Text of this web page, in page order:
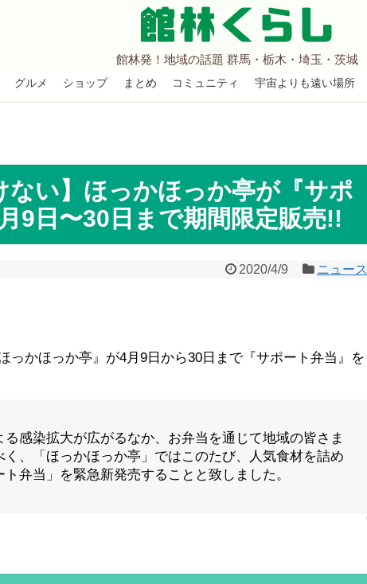
館林くらし
館林発！地域の話題 群馬・栃木・埼玉・茨城
グルメ ショップ まとめ コミュニティ 宇宙よりも遠い場所
ない】ほっかほっか亭が『サポ
9日〜30日まで期間限定販売!!
2020/4/9 ニュース
っかほっか亭』が4月9日から30日まで『サポート弁当』を
感染拡大が広がるなか、お弁当を通じて地域の皆さま
、「ほっかほっか亭」ではこのたび、人気食材を詰め
弁当」を緊急新発売することと致しました。